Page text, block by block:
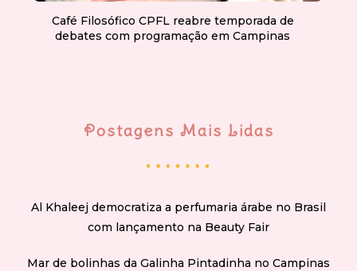
Café Filosófico CPFL reabre temporada de
debates com programação em Campinas
Postagens Mais Lidas
Al Khaleej democratiza a perfumaria árabe no Brasil
com lançamento na Beauty Fair
Mar de bolinhas da Galinha Pintadinha no Campinas